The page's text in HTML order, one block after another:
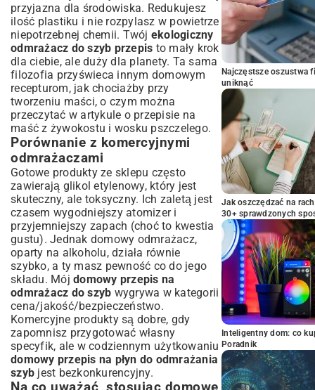
przyjazna dla środowiska. Redukujesz
ilość plastiku i nie rozpylasz w powietrze
niepotrzebnej chemii. Twój ekologiczny
odmrażacz do szyb przepis to mały krok
dla ciebie, ale duży dla planety. Ta sama
filozofia przyświeca innym domowym
recepturom, jak chociażby przy
tworzeniu maści, o czym można
przeczytać w artykule o przepisie na
maść z żywokostu i wosku pszczelego.
Porównanie z komercyjnymi
odmrażaczami
Gotowe produkty ze sklepu często
zawierają glikol etylenowy, który jest
skuteczny, ale toksyczny. Ich zaletą jest
czasem wygodniejszy atomizer i
przyjemniejszy zapach (choć to kwestia
gustu). Jednak domowy odmrażacz,
oparty na alkoholu, działa równie
szybko, a ty masz pewność co do jego
składu. Mój domowy przepis na
odmrażacz do szyb wygrywa w kategorii
cena/jakość/bezpieczeństwo.
Komercyjne produkty są dobre, gdy
zapomnisz przygotować własny
specyfik, ale w codziennym użytkowaniu
domowy przepis na płyn do odmrażania
szyb jest bezkonkurencyjny.
Najczęstsze oszustwa
uniknąć
Jak oszczędzać na
30+ sprawdzonych
Inteligentny dom: co
Poradnik